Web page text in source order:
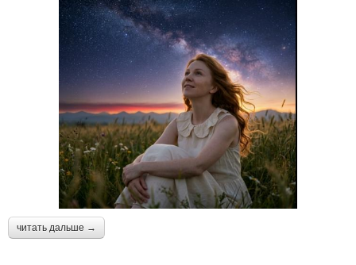
читать дальше →